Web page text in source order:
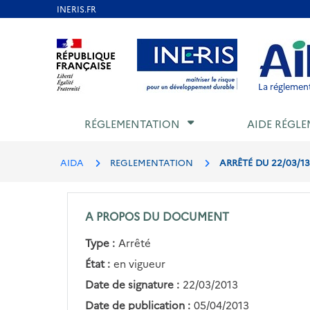
Aller au contenu Aller au menu Aller au
La
RÉGLEMENTATION AIDE
AIDA REGLEMENTATION ARRÊTÉ DU 22/03/
A PROPOS DU DOCUMENT
Type : Arrêté
État : en vigueur
Date de signature : 22/03/2013
Date de publication : 05/04/2013